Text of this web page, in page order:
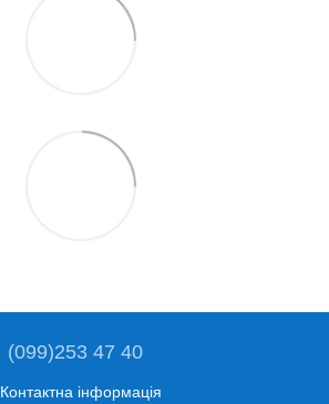
(099)253 47 40
Контактна інформація